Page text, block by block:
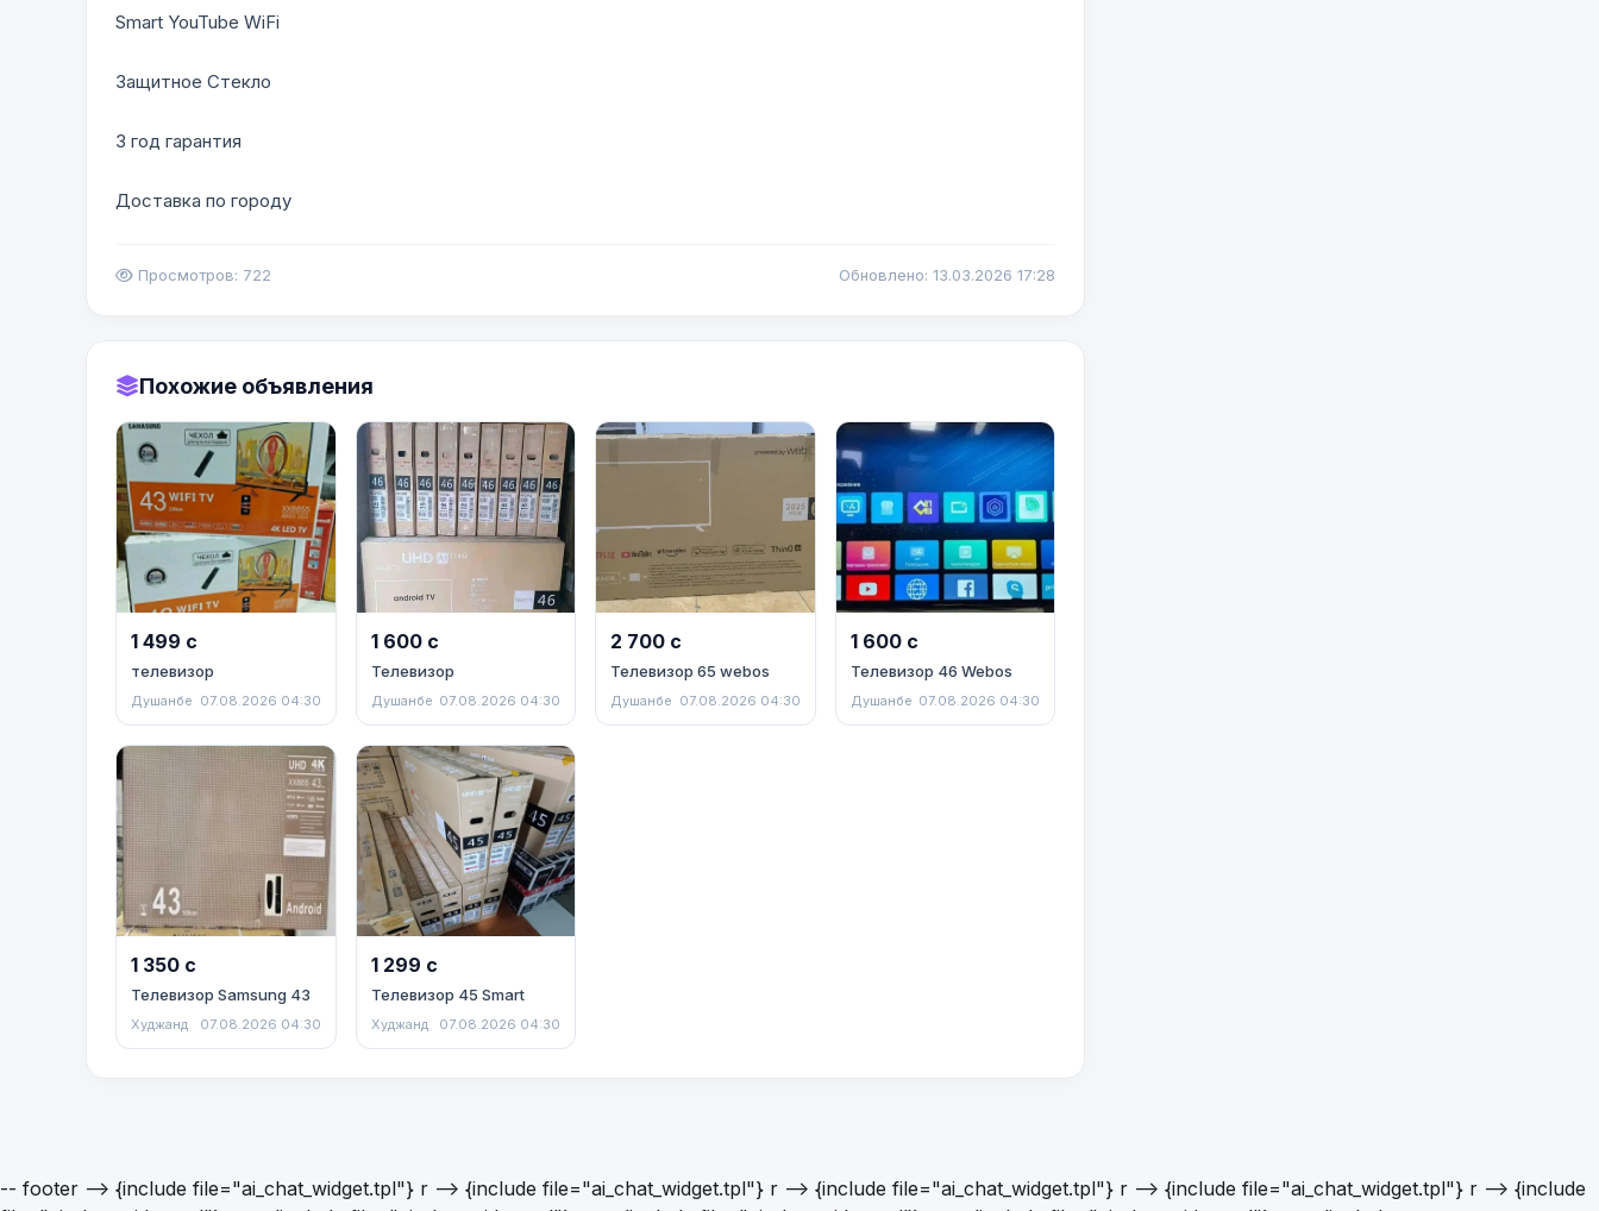
Smart YouTube WiFi
Защитное Стекло
3 год гарантия
Доставка по городу
Просмотров: 722 Обновлено: 13.03.2026 17:28
Похожие объявления
1 499 с
телевизор
Душанбе 07.08.2026 04:30
1 600 с
Телевизор
Душанбе 07.08.2026 04:30
2 700 с
Телевизор 65 webos
Душанбе 07.08.2026 04:30
1 600 с
Телевизор 46 Webos
Душанбе 07.08.2026 04:30
1 350 с
Телевизор Samsung 43
Худжанд 07.08.2026 04:30
1 299 с
Телевизор 45 Smart
Худжанд 07.08.2026 04:30
-- footer --> {include file="ai_chat_widget.tpl"} r --> {include file="ai_chat_widget.tpl"} r --> {include file="ai_chat_widget.tpl"} r --> {include file="ai_chat_widget.tpl"} r --> {include